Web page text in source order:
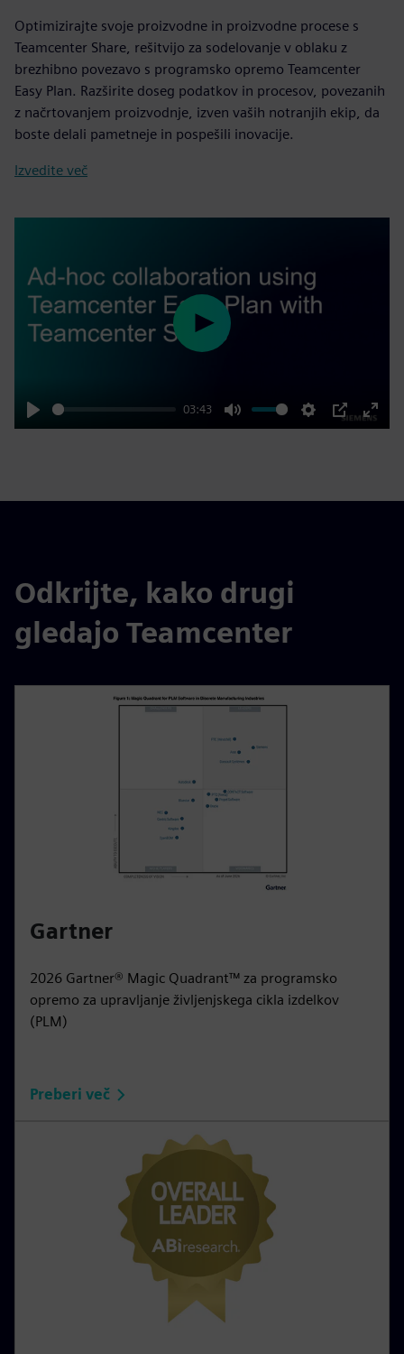
Optimizirajte svoje proizvodne in proizvodne procese s
Teamcenter Share, rešitvijo za sodelovanje v oblaku z
brezhibno povezavo s programsko opremo Teamcenter
Easy Plan. Razširite doseg podatkov in procesov, povezanih
z načrtovanjem proizvodnje, izven vaših notranjih ekip, da
boste delali pametneje in pospešili inovacije.
Izvedite več
Play
03:43
Mute Settings
PIP
Enter
Play
Odkrijte, kako drugi
gledajo Teamcenter
Gartner
2026 Gartner® Magic Quadrant™ za programsko
opremo za upravljanje življenjskega cikla izdelkov
(PLM)
Preberi več